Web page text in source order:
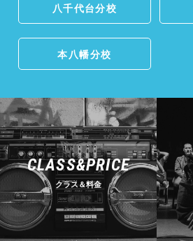
八千代台分校
本八幡分校
CLASS&PRICE
クラス＆料金